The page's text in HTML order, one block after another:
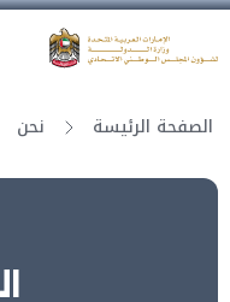
الصفحة الرئيسة نحن